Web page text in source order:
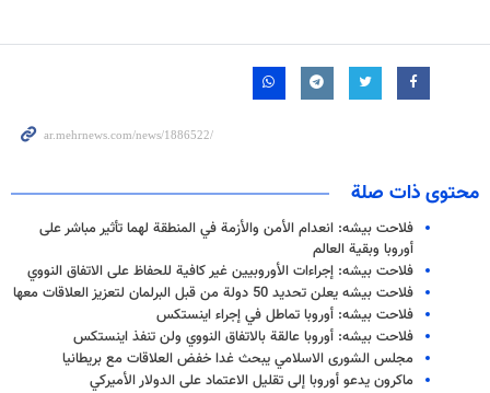
محتوى ذات صلة
فلاحت بيشه: انعدام الأمن والأزمة في المنطقة لهما تأثير مباشر على
أوروبا وبقية العالم
فلاحت بيشه: إجراءات الأوروبيين غير كافية للحفاظ على الاتفاق النووي
فلاحت بيشه يعلن تحديد 50 دولة من قبل البرلمان لتعزيز العلاقات معها
فلاحت بيشه: أوروبا تماطل في إجراء اينستكس
فلاحت بيشه: أوروبا عالقة بالاتفاق النووي ولن تنفذ اينستكس
مجلس الشورى الاسلامي يبحث غدا خفض العلاقات مع بريطانيا
ماكرون يدعو أوروبا إلى تقليل الاعتماد على الدولار الأميركي